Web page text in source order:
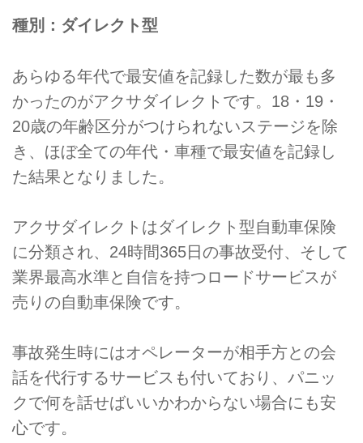
種別：ダイレクト型
あらゆる年代で最安値を記録した数が最も多
かったのがアクサダイレクトです。18・19・
20歳の年齢区分がつけられないステージを除
き、ほぼ全ての年代・車種で最安値を記録し
た結果となりました。
アクサダイレクトはダイレクト型自動車保険
に分類され、24時間365日の事故受付、そして
業界最高水準と自信を持つロードサービスが
売りの自動車保険です。
事故発生時にはオペレーターが相手方との会
話を代行するサービスも付いており、パニッ
クで何を話せばいいかわからない場合にも安
心です。